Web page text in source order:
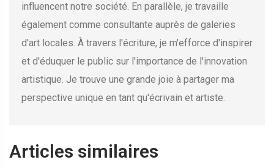
influencent notre société. En parallèle, je travaille
également comme consultante auprès de galeries
d'art locales. À travers l'écriture, je m'efforce d'inspirer
et d'éduquer le public sur l'importance de l'innovation
artistique. Je trouve une grande joie à partager ma
perspective unique en tant qu'écrivain et artiste.
Articles similaires